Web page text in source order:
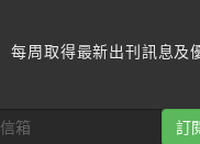
每周取得最新出刊訊息及
訂